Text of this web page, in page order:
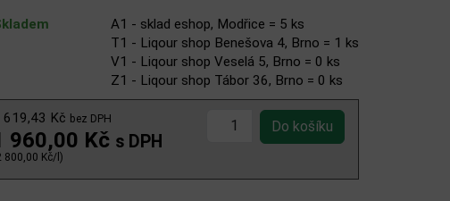
A1 - sklad eshop, Modřice = 5 ks
T1 - Liqour shop Benešova 4, Brno = 1 ks
V1 - Liqour shop Veselá 5, Brno = 0 ks
Z1 - Liqour shop Tábor 36, Brno = 0 ks
619,43 Kč bez DPH
960,00 Kč s DPH
800,00 Kč/l)